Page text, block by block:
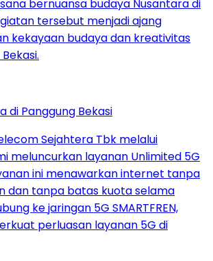
di Panggung Bekasi